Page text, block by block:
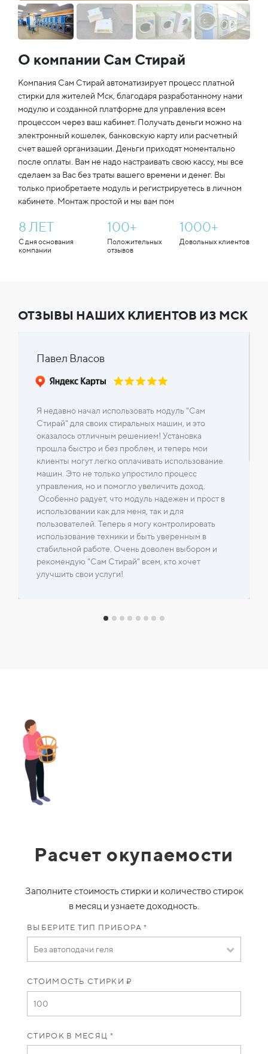
О компании Сам Стирай
Компания Сам Стирай автоматизирует процесс платной
стирки для жителей Мск, благодаря разработанному нами
модулю и созданной платформе для управления всем
процессом через ваш кабинет. Получать деньги можно на
электронный кошелек, банковскую карту или расчетный
счет вашей организации. Деньги приходят моментально
после оплаты. Вам не надо настраивать свою кассу, мы все
сделаем за Вас без траты вашего времени и денег. Вы
только приобретаете модуль и регистрируетесь в личном
кабинете. Монтаж простой и мы вам пом
8 ЛЕТ
С дня основания
компании
100+
Положительных
отзывов
1000+
Довольных клиентов
ОТЗЫВЫ НАШИХ КЛИЕНТОВ ИЗ МСК
Павел Власов
Я недавно начал использовать модуль "Сам
Стирай" для своих стиральных машин, и это
оказалось отличным решением! Установка
прошла быстро и без проблем, и теперь мои
клиенты могут легко оплачивать использование
машин. Это не только упростило процесс
управления, но и помогло увеличить доход.
Особенно радует, что модуль надежен и прост в
использовании как для меня, так и для
пользователей. Теперь я могу контролировать
использование техники и быть уверенным в
стабильной работе. Очень доволен выбором и
рекомендую "Сам Стирай" всем, кто хочет
улучшить свои услуги!
Расчет окупаемости
Заполните стоимость стирки и количество стирок
в месяц и узнаете доходность.
ВЫБЕРИТЕ ТИП ПРИБОРА *
Без автоподачи геля
СТОИМОСТЬ СТИРКИ ₽
СТИРОК В МЕСЯЦ *